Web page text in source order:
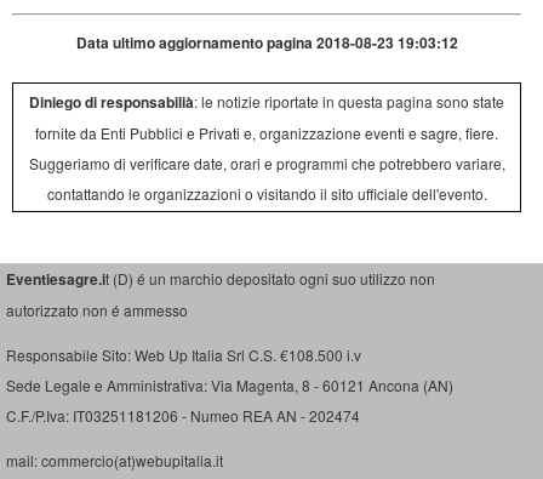
Data ultimo aggiornamento pagina 2018-08-23 19:03:12
Diniego di responsabilià: le notizie riportate in questa pagina sono state
fornite da Enti Pubblici e Privati e, organizzazione eventi e sagre, fiere.
Suggeriamo di verificare date, orari e programmi che potrebbero variare,
contattando le organizzazioni o visitando il sito ufficiale dell'evento.
Eventiesagre.it (D) é un marchio depositato ogni suo utilizzo non
autorizzato non é ammesso
Responsabile Sito: Web Up Italia Srl C.S. €108.500 i.v
Sede Legale e Amministrativa: Via Magenta, 8 - 60121 Ancona (AN)
C.F./P.Iva: IT03251181206 - Numeo REA AN - 202474
mail: commercio(at)webupitalia.it